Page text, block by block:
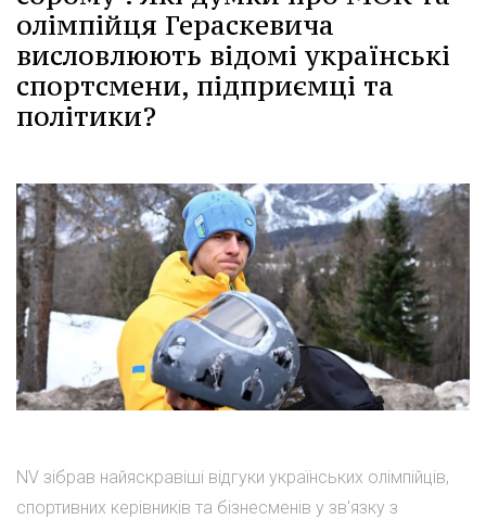
олімпійця Гераскевича
висловлюють відомі українські
спортсмени, підприємці та
політики?
NV зібрав найяскравіші відгуки українських олімпійців,
спортивних керівників та бізнесменів у зв'язку з